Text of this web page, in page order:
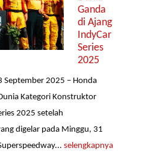
Ganda
di Ajang
IndyCar
Series
2025
September 2025 – Honda
Kategori Konstruktor
2025 setelah
digelar pada Minggu, 31
selengkapnya